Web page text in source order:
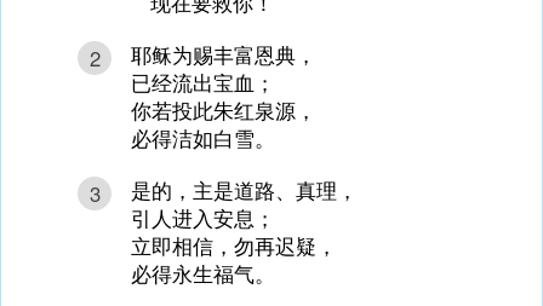
2
耶稣为赐丰富恩典，
已经流出宝血；
你若投此朱红泉源，
必得洁如白雪。
3
是的，主是道路、真理，
引人进入安息；
立即相信，勿再迟疑，
必得永生福气。